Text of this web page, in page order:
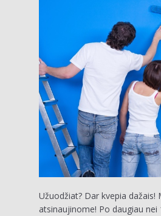
Užuodžiat? Dar kvepia dažais!
atsinaujinome! Po daugiau